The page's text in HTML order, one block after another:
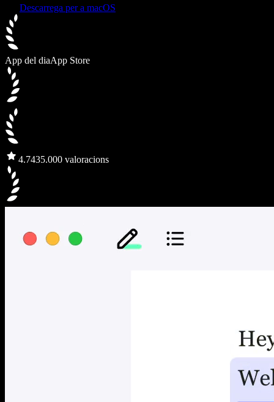
Descarrega per a macOS
App del diaApp Store
4.7435.000 valoracions